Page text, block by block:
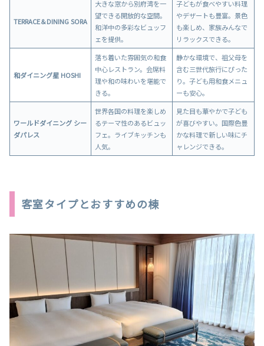
TERRACE＆DINING SORA
大きな窓から別府湾を一
望できる開放的な空間。
和洋中の多彩なビュッフ
ェを提供。
子どもが食べやすい料理
やデザートも豊富。景色
も楽しめ、家族みんなで
リラックスできる。
和ダイニング星 HOSHI
落ち着いた雰囲気の和食
中心レストラン。会席料
理や和の味わいを堪能で
きる。
静かな環境で、祖父母を
含む三世代旅行にぴった
り。子ども用和食メニュ
ーも安心。
ワールドダイニング シー
ダパレス
世界各国の料理を楽しめ
るテーマ性のあるビュッ
フェ。ライブキッチンも
人気。
見た目も華やかで子ども
が喜びやすい。国際色豊
かな料理で新しい味にチ
ャレンジできる。
客室タイプとおすすめの棟